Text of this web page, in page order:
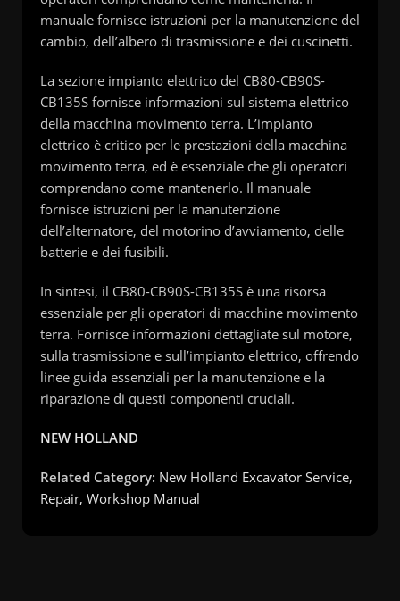
manuale fornisce istruzioni per la manutenzione del
cambio, dell’albero di trasmissione e dei cuscinetti.
La sezione impianto elettrico del CB80-CB90S-
CB135S fornisce informazioni sul sistema elettrico
della macchina movimento terra. L’impianto
elettrico è critico per le prestazioni della macchina
movimento terra, ed è essenziale che gli operatori
comprendano come mantenerlo. Il manuale
fornisce istruzioni per la manutenzione
dell’alternatore, del motorino d’avviamento, delle
batterie e dei fusibili.
In sintesi, il CB80-CB90S-CB135S è una risorsa
essenziale per gli operatori di macchine movimento
terra. Fornisce informazioni dettagliate sul motore,
sulla trasmissione e sull’impianto elettrico, offrendo
linee guida essenziali per la manutenzione e la
riparazione di questi componenti cruciali.
NEW HOLLAND
Related Category: New Holland Excavator Service,
Repair, Workshop Manual